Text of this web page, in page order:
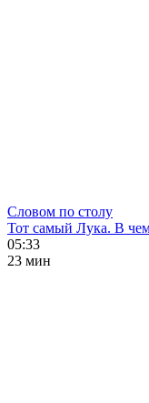
Словом по столу
Тот самый Лука. В
05:33
23 мин